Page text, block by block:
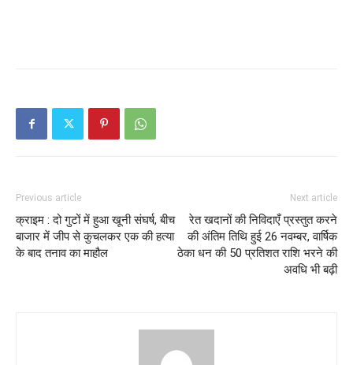
Previous article
क्राइम : दो गुटों में हुआ खूनी संघर्ष, बीच
बाजार में जीप से कुचलकर एक की हत्या
के बाद तनाव का माहौल
Next article
रेत खदानों की निविदाएँ प्रस्तुत करने
की अंतिम तिथि हुई 26 नवम्बर, वार्षिक
ठेका धन की 50 प्रतिशत राशि भरने की
अवधि भी बढ़ी